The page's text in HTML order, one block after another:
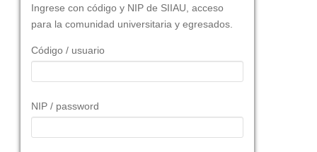
Ingrese con código y NIP de SIIAU, acceso
para la comunidad universitaria y egresados.
Código / usuario
NIP / password